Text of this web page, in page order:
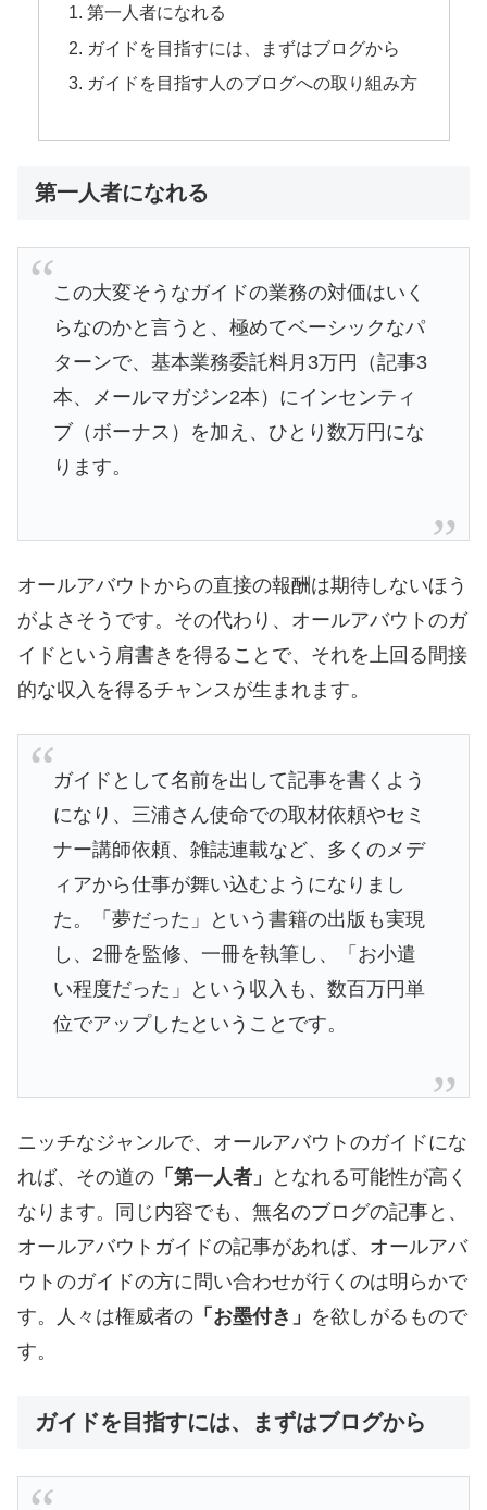
第一人者になれる
ガイドを目指すには、まずはブログから
ガイドを目指す人のブログへの取り組み方
第一人者になれる
この大変そうなガイドの業務の対価はいく
らなのかと言うと、極めてベーシックなパ
ターンで、基本業務委託料月3万円（記事3
本、メールマガジン2本）にインセンティ
ブ（ボーナス）を加え、ひとり数万円にな
ります。
オールアバウトからの直接の報酬は期待しないほう
がよさそうです。その代わり、オールアバウトのガ
イドという肩書きを得ることで、それを上回る間接
的な収入を得るチャンスが生まれます。
ガイドとして名前を出して記事を書くよう
になり、三浦さん使命での取材依頼やセミ
ナー講師依頼、雑誌連載など、多くのメデ
ィアから仕事が舞い込むようになりまし
た。「夢だった」という書籍の出版も実現
し、2冊を監修、一冊を執筆し、「お小遣
い程度だった」という収入も、数百万円単
位でアップしたということです。
ニッチなジャンルで、オールアバウトのガイドにな
れば、その道の 「第一人者」
となれる可能性が高く
なります。同じ内容でも、無名のブログの記事と、
オールアバウトガイドの記事があれば、オールアバ
ウトのガイドの方に問い合わせが行くのは明らかで
す。人々は権威者の 「お墨付き」 を欲しがるもので
す。
ガイドを目指すには、まずはブログから